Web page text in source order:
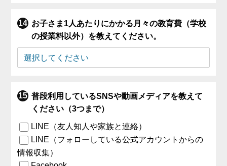
お子さま1人あたりにかかる月々の教育費（学校
の授業料以外）を教えてください。
普段利用しているSNSや動画メディアを教えて
ください（3つまで）
LINE（友人知人や家族と連絡）
LINE（フォローしている公式アカウントからの
情報収集）